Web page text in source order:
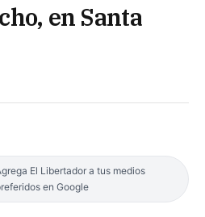
en Santa
El Libertador a tus medios
en Google